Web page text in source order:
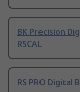
BK Precision
RSCAL
RS PRO Digital